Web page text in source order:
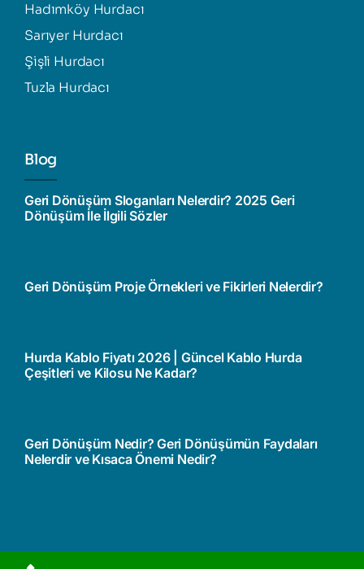
Hadımköy Hurdacı
Sarıyer Hurdacı
Şişli Hurdacı
Tuzla Hurdacı
Blog
Geri Dönüşüm Sloganları Nelerdir? 2025 Geri
Dönüşüm İle İlgili Sözler
Geri Dönüşüm Proje Örnekleri ve Fikirleri Nelerdir?
Hurda Kablo Fiyatı 2026 | Güncel Kablo Hurda
Çeşitleri ve Kilosu Ne Kadar?
Geri Dönüşüm Nedir? Geri Dönüşümün Faydaları
Nelerdir ve Kısaca Önemi Nedir?